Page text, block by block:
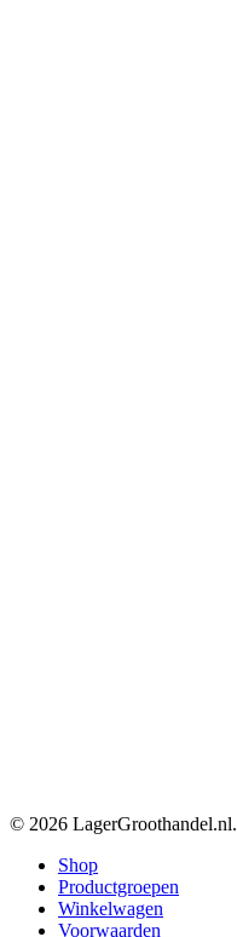
© 2026 LagerGroothandel.nl.
Close
Menu
Shop
Productgroepen
Winkelwagen
Voorwaarden